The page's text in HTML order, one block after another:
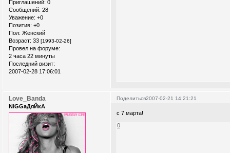
Приглашений: 0
Сообщений: 28
Уважение: +0
Позитив: +0
Пол: Женский
Возраст: 33 [1993-02-26]
Провел на форуме:
2 часа 22 минуты
Последний визит:
2007-02-28 17:06:01
Поделиться2007-02-21 14:21:21
Love_Banda
NiGGaДяЙкА
с 7 марта!
0